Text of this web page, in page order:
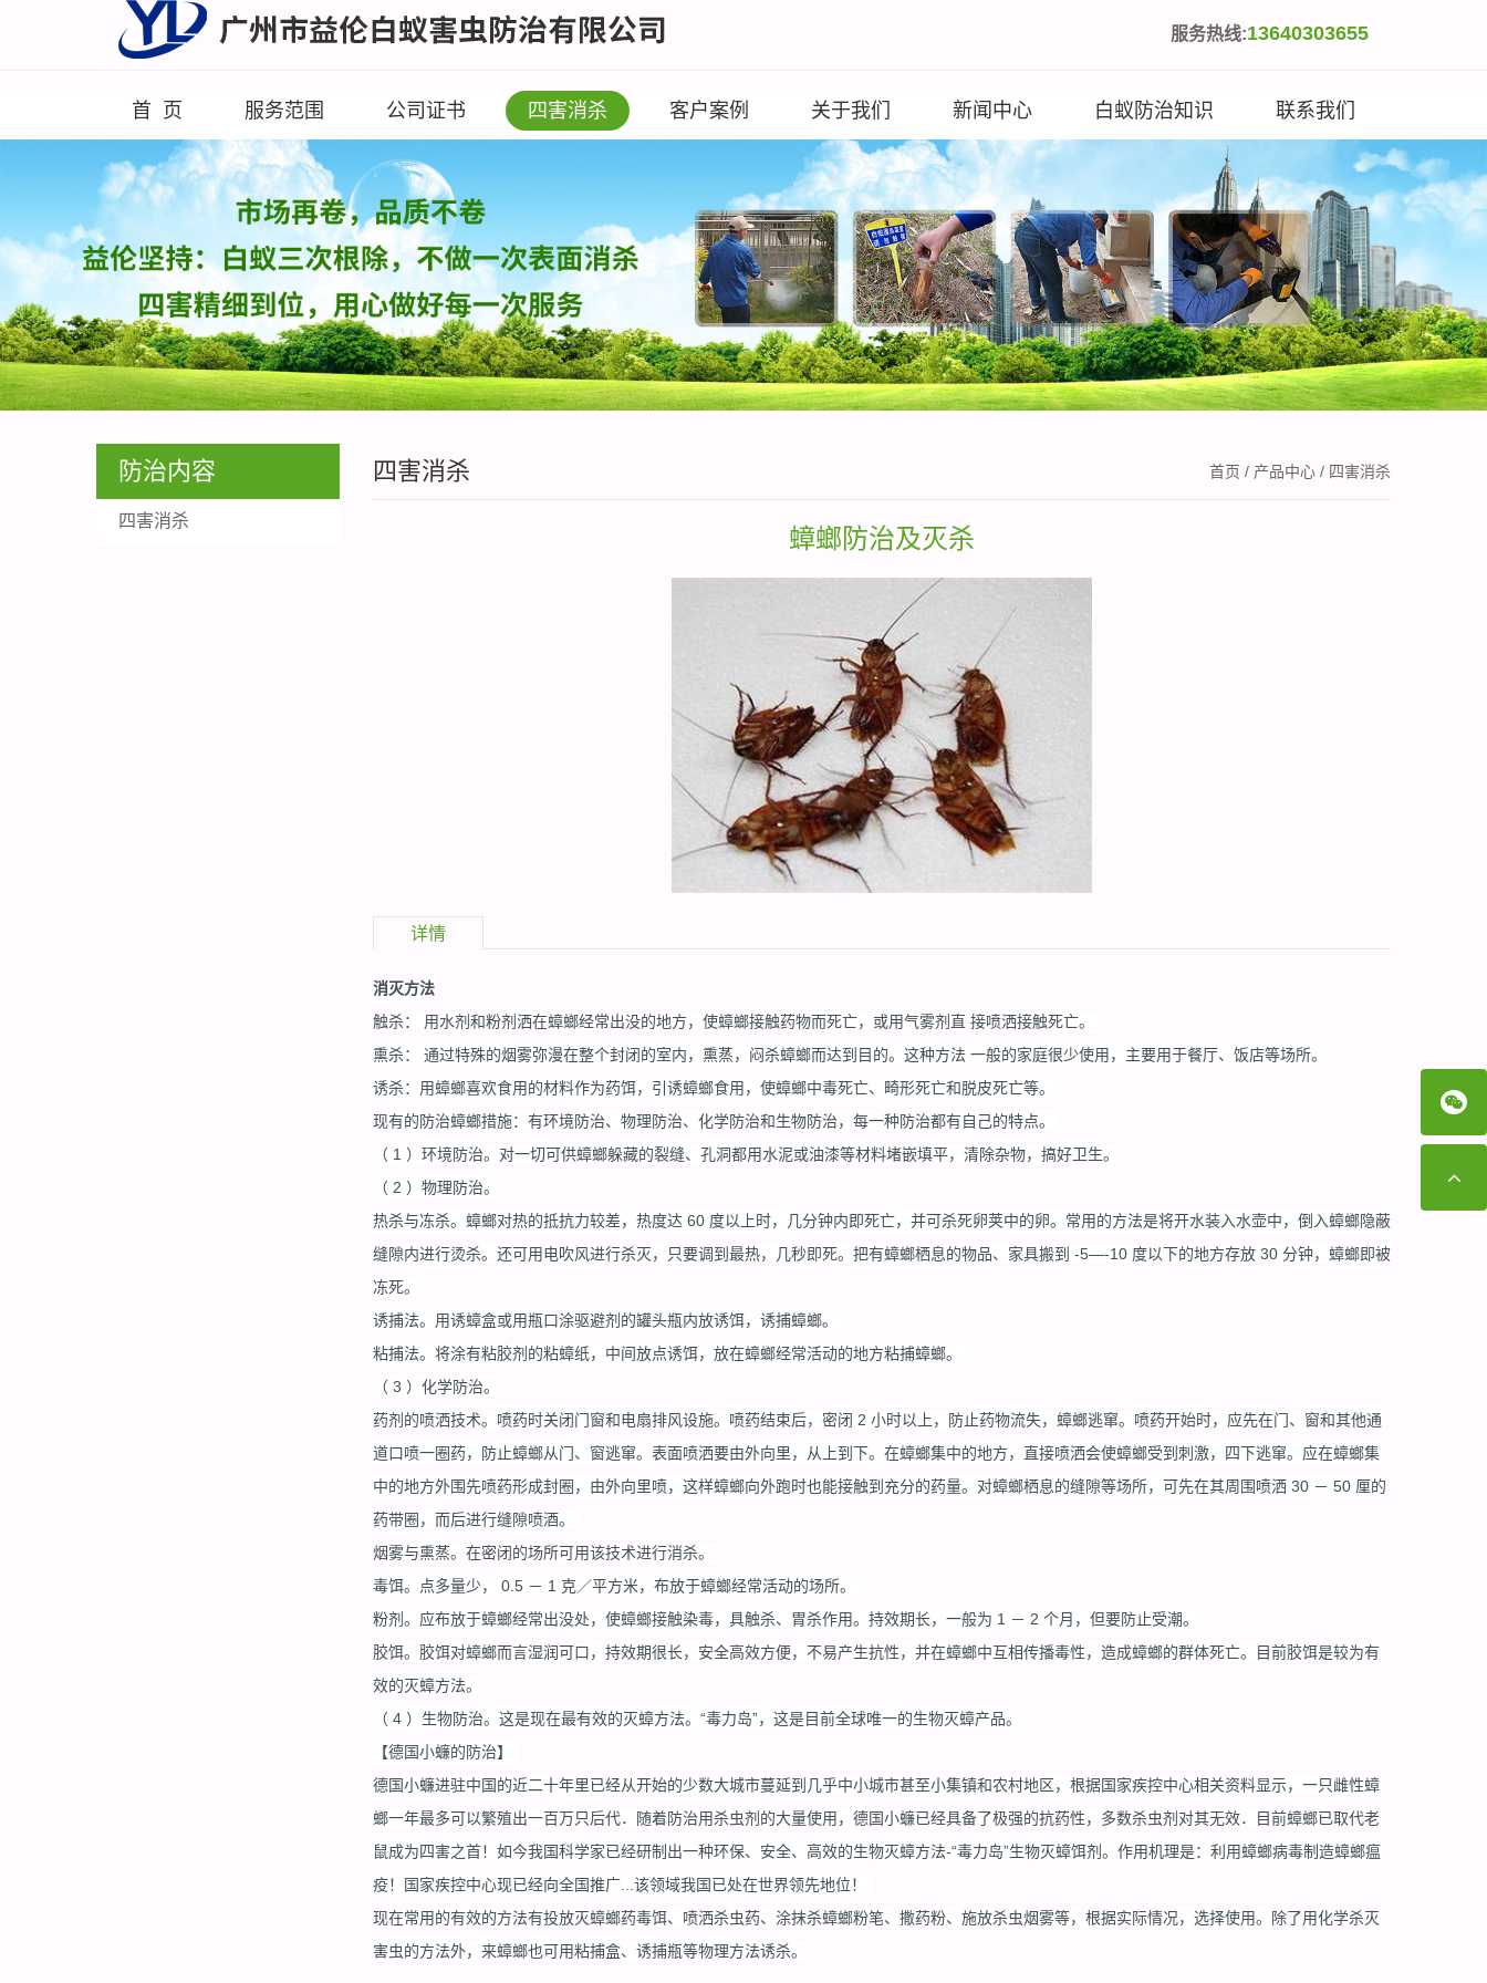
服务热线:13640303655
首 页 服务范围 公司证书 四害消杀 客户案例 关于我们 新闻中心 白蚁防治知识 联系我们
防治内容
四害消杀
四害消杀 首页 / 产品中心 / 四害消杀
蟑螂防治及灭杀
详情
消灭方法
触杀： 用水剂和粉剂洒在蟑螂经常出没的地方，使蟑螂接触药物而死亡，或用气雾剂直 接喷洒接触死亡。
熏杀： 通过特殊的烟雾弥漫在整个封闭的室内，熏蒸，闷杀蟑螂而达到目的。这种方法 一般的家庭很少使用，主要用于餐厅、饭店等场所。
诱杀：用蟑螂喜欢食用的材料作为药饵，引诱蟑螂食用，使蟑螂中毒死亡、畸形死亡和脱皮死亡等。
现有的防治蟑螂措施：有环境防治、物理防治、化学防治和生物防治，每一种防治都有自己的特点。
（ 1 ）环境防治。对一切可供蟑螂躲藏的裂缝、孔洞都用水泥或油漆等材料堵嵌填平，清除杂物，搞好卫生。
（ 2 ）物理防治。
热杀与冻杀。蟑螂对热的抵抗力较差，热度达 60 度以上时，几分钟内即死亡，并可杀死卵荚中的卵。常用的方法是将开水装入水壶中，倒入蟑螂隐蔽
缝隙内进行烫杀。还可用电吹风进行杀灭，只要调到最热，几秒即死。把有蟑螂栖息的物品、家具搬到 -5―-10 度以下的地方存放 30 分钟，蟑螂即被
冻死。
诱捕法。用诱蟑盒或用瓶口涂驱避剂的罐头瓶内放诱饵，诱捕蟑螂。
粘捕法。将涂有粘胶剂的粘蟑纸，中间放点诱饵，放在蟑螂经常活动的地方粘捕蟑螂。
（ 3 ）化学防治。
药剂的喷洒技术。喷药时关闭门窗和电扇排风设施。喷药结束后，密闭 2 小时以上，防止药物流失，蟑螂逃窜。喷药开始时，应先在门、窗和其他通
道口喷一圈药，防止蟑螂从门、窗逃窜。表面喷洒要由外向里，从上到下。在蟑螂集中的地方，直接喷洒会使蟑螂受到刺激，四下逃窜。应在蟑螂集
中的地方外围先喷药形成封圈，由外向里喷，这样蟑螂向外跑时也能接触到充分的药量。对蟑螂栖息的缝隙等场所，可先在其周围喷洒 30 － 50 厘的
药带圈，而后进行缝隙喷酒。
烟雾与熏蒸。在密闭的场所可用该技术进行消杀。
毒饵。点多量少， 0.5 － 1 克／平方米，布放于蟑螂经常活动的场所。
粉剂。应布放于蟑螂经常出没处，使蟑螂接触染毒，具触杀、胃杀作用。持效期长，一般为 1 － 2 个月，但要防止受潮。
胶饵。胶饵对蟑螂而言湿润可口，持效期很长，安全高效方便，不易产生抗性，并在蟑螂中互相传播毒性，造成蟑螂的群体死亡。目前胶饵是较为有
效的灭蟑方法。
（ 4 ）生物防治。这是现在最有效的灭蟑方法。“毒力岛”，这是目前全球唯一的生物灭蟑产品。
【德国小蠊的防治】
德国小蠊进驻中国的近二十年里已经从开始的少数大城市蔓延到几乎中小城市甚至小集镇和农村地区，根据国家疾控中心相关资料显示，一只雌性蟑
螂一年最多可以繁殖出一百万只后代．随着防治用杀虫剂的大量使用，德国小蠊已经具备了极强的抗药性，多数杀虫剂对其无效．目前蟑螂已取代老
鼠成为四害之首！如今我国科学家已经研制出一种环保、安全、高效的生物灭蟑方法-“毒力岛”生物灭蟑饵剂。作用机理是：利用蟑螂病毒制造蟑螂瘟
疫！国家疾控中心现已经向全国推广...该领域我国已处在世界领先地位！
现在常用的有效的方法有投放灭蟑螂药毒饵、喷洒杀虫药、涂抹杀蟑螂粉笔、撒药粉、施放杀虫烟雾等，根据实际情况，选择使用。除了用化学杀灭
害虫的方法外，来蟑螂也可用粘捕盒、诱捕瓶等物理方法诱杀。